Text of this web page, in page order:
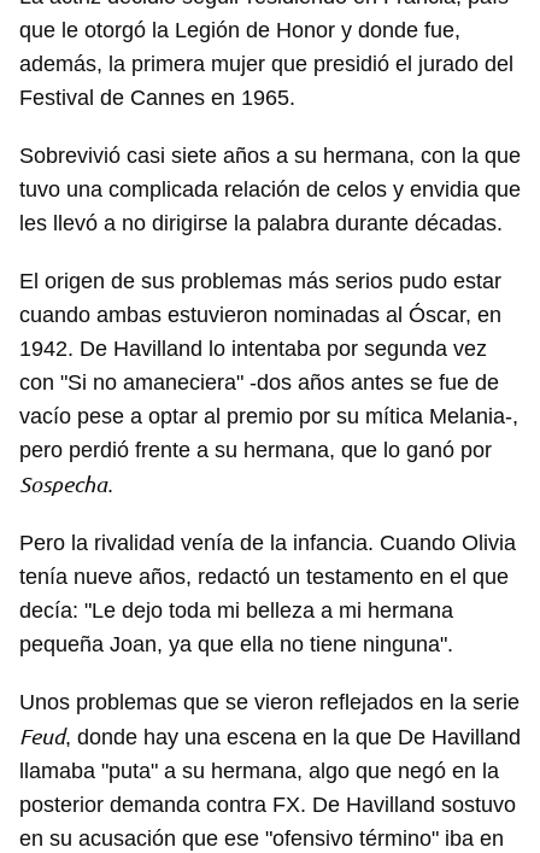
que le otorgó la Legión de Honor y donde fue,
además, la primera mujer que presidió el jurado del
Festival de Cannes en 1965.
Sobrevivió casi siete años a su hermana, con la que
tuvo una complicada relación de celos y envidia que
les llevó a no dirigirse la palabra durante décadas.
El origen de sus problemas más serios pudo estar
cuando ambas estuvieron nominadas al Óscar, en
1942. De Havilland lo intentaba por segunda vez
con "Si no amaneciera" -dos años antes se fue de
vacío pese a optar al premio por su mítica Melania-,
pero perdió frente a su hermana, que lo ganó por
Sospecha.
Pero la rivalidad venía de la infancia. Cuando Olivia
tenía nueve años, redactó un testamento en el que
decía: "Le dejo toda mi belleza a mi hermana
pequeña Joan, ya que ella no tiene ninguna".
Unos problemas que se vieron reflejados en la serie
Feud, donde hay una escena en la que De Havilland
llamaba "puta" a su hermana, algo que negó en la
posterior demanda contra FX. De Havilland sostuvo
en su acusación que ese "ofensivo término" iba en